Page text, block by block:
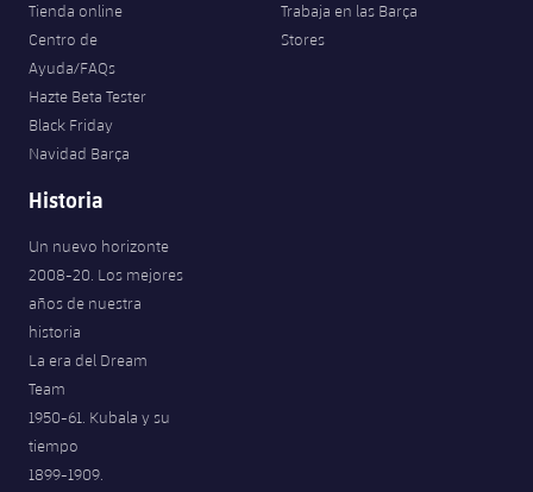
Tienda online
Centro de
Ayuda/FAQs
Hazte Beta Tester
Black Friday
Navidad Barça
Trabaja en las Barça
Stores
Historia
Un nuevo horizonte
2008-20. Los mejores
años de nuestra
historia
La era del Dream
Team
1950-61. Kubala y su
tiempo
1899-1909.